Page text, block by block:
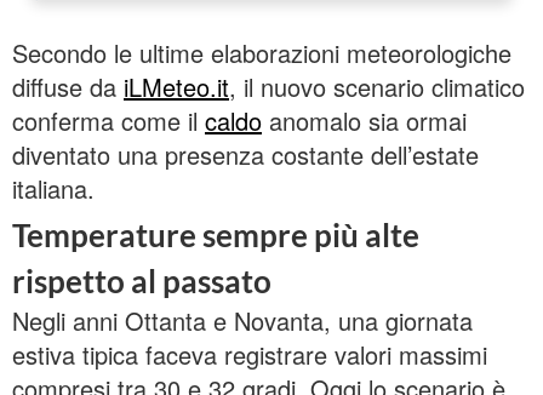
Secondo le ultime elaborazioni meteorologiche
diffuse da iLMeteo.it, il nuovo scenario climatico
conferma come il caldo anomalo sia ormai
diventato una presenza costante dell’estate
italiana.
Temperature sempre più alte
rispetto al passato
Negli anni Ottanta e Novanta, una giornata
estiva tipica faceva registrare valori massimi